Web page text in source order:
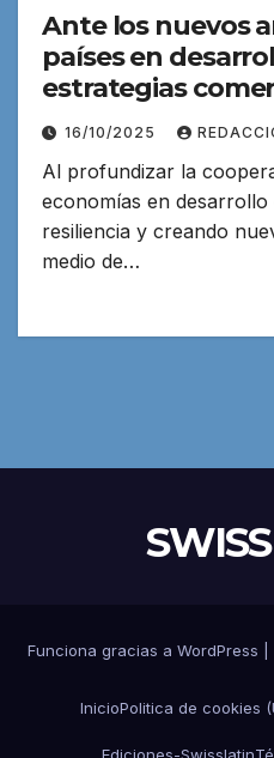
Ante los nuevos
países en
estrategias
16/10/2025
Al profundizar la
economías en
resiliencia y creando
medio de…
Funciona gracias a WordPress
InicioPolitica de cookies
Ediciones-Swisslatin